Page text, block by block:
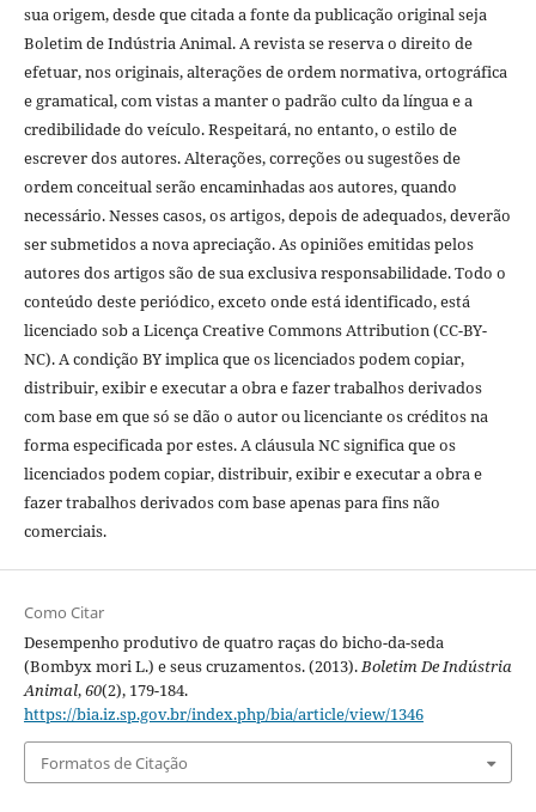
sua origem, desde que citada a fonte da publicação original seja
Boletim de Indústria Animal. A revista se reserva o direito de
efetuar, nos originais, alterações de ordem normativa, ortográfica
e gramatical, com vistas a manter o padrão culto da língua e a
credibilidade do veículo. Respeitará, no entanto, o estilo de
escrever dos autores. Alterações, correções ou sugestões de
ordem conceitual serão encaminhadas aos autores, quando
necessário. Nesses casos, os artigos, depois de adequados, deverão
ser submetidos a nova apreciação. As opiniões emitidas pelos
autores dos artigos são de sua exclusiva responsabilidade. Todo o
conteúdo deste periódico, exceto onde está identificado, está
licenciado sob a Licença Creative Commons Attribution (CC-BY-
NC). A condição BY implica que os licenciados podem copiar,
distribuir, exibir e executar a obra e fazer trabalhos derivados
com base em que só se dão o autor ou licenciante os créditos na
forma especificada por estes. A cláusula NC significa que os
licenciados podem copiar, distribuir, exibir e executar a obra e
fazer trabalhos derivados com base apenas para fins não
comerciais.
Como Citar
Desempenho produtivo de quatro raças do bicho-da-seda
(Bombyx mori L.) e seus cruzamentos. (2013).Boletim De Indústria
Animal,60(2), 179-184.
https://bia.iz.sp.gov.br/index.php/bia/article/view/1346
Formatos de Citação